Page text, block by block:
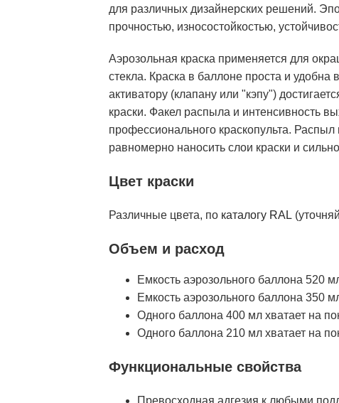
для различных дизайнерских решений.
прочностью, износостойкостью,
Аэрозольная краска применяется для
стекла. Краска в баллоне проста и
активатору (клапану или "кэпу")
краски. Факел распыла и интенсивность
профессионального краскопульта.
равномерно наносить слои краски и
Цвет краски
Различные цвета, по каталогу RAL
Объем и расход
Емкость аэрозольного баллона 520
Емкость аэрозольного баллона 350
Одного баллона 400 мл хватает на
Одного баллона 210 мл хватает на
Функциональные свойства
Превосходная адгезия к любыми